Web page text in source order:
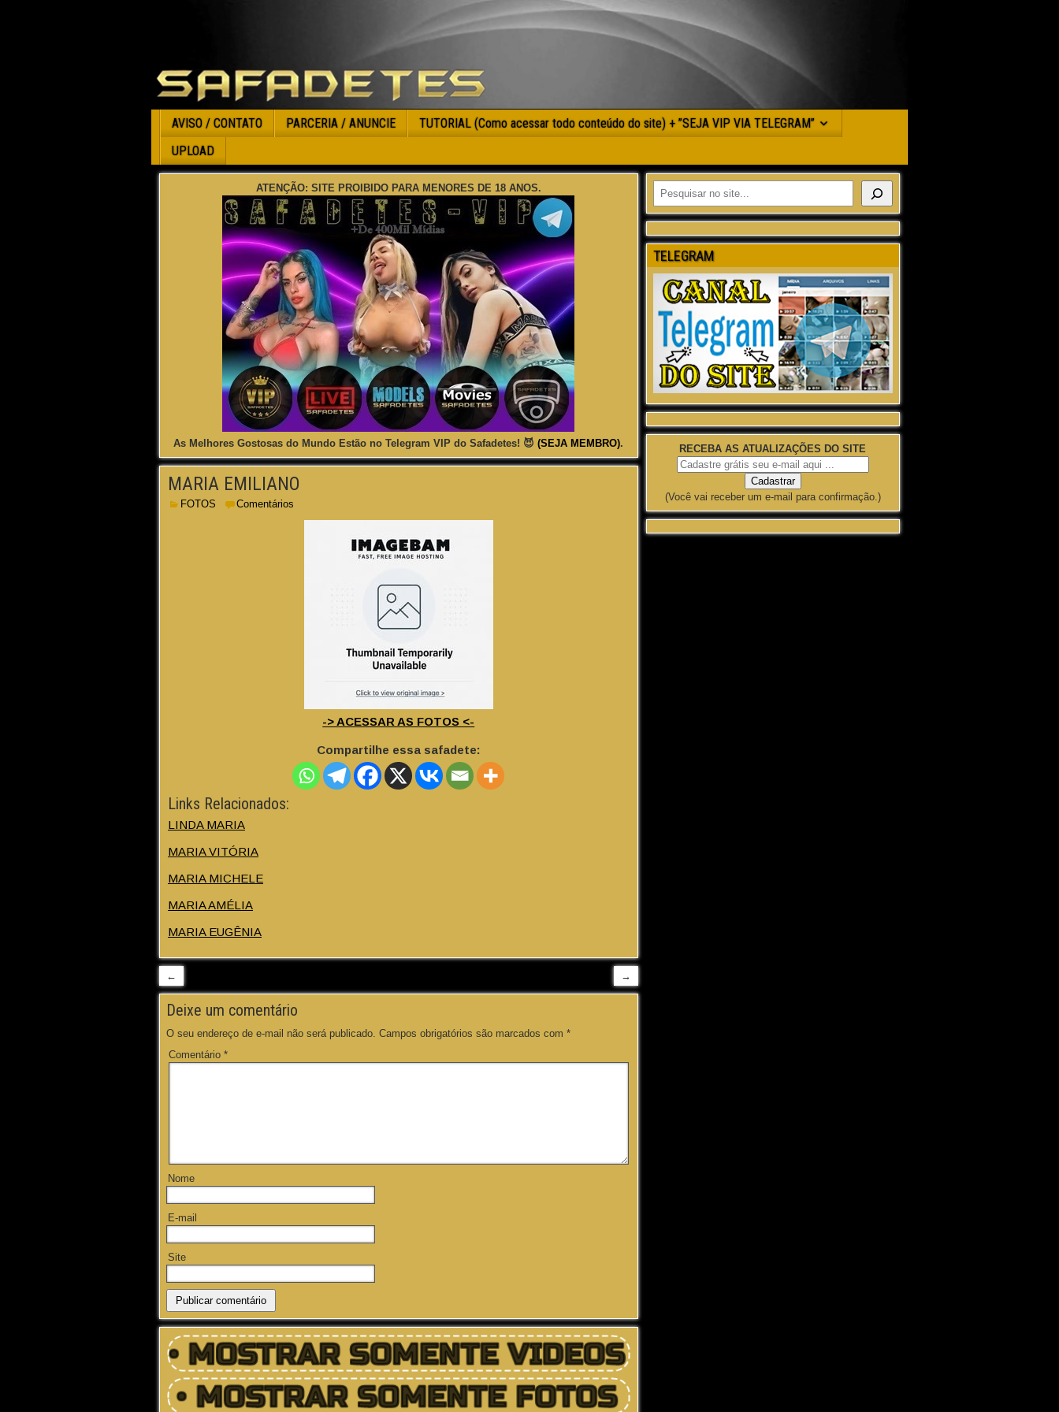
AVISO / CONTATO PARCERIA / ANUNCIE
TUTORIAL (Como acessar todo conteúdo do site) + ”SEJA VIP VIA TELEGRAM”
UPLOAD
ATENÇÃO: SITE PROIBIDO PARA MENORES DE 18 ANOS.
As Melhores Gostosas do Mundo Estão no Telegram VIP do Safadetes! 😈(SEJA MEMBRO).
MARIA EMILIANO
FOTOS Comentários
-> ACESSAR AS FOTOS <-
Compartilhe essa safadete:
Links Relacionados:
LINDA MARIA
MARIA VITÓRIA
MARIA MICHELE
MARIA AMÉLIA
MARIA EUGÊNIA
← →
Deixe um comentário
O seu endereço de e-mail não será publicado. Campos obrigatórios são marcados com *
Comentário *
Nome
E-mail
Site
TELEGRAM
RECEBA AS ATUALIZAÇÕES DO SITE
(Você vai receber um e-mail para confirmação.)